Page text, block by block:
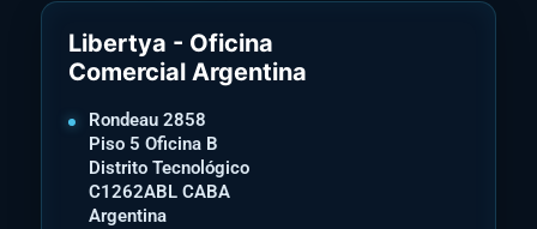
Libertya - Oficina
Comercial Argentina
Rondeau 2858
Piso 5 Oficina B
Distrito Tecnológico
C1262ABL CABA
Argentina